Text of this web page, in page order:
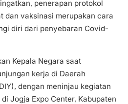
penerapan protokol
dan vaksinasi merupakan cara
diri dari penyebaran Covid-
Kepala Negara saat
kerja di Daerah
dengan meninjau kegiatan
Jogja Expo Center, Kabupaten